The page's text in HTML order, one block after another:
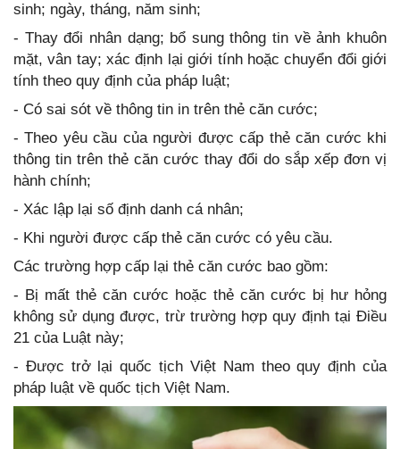
sinh; ngày, tháng, năm sinh;
- Thay đổi nhân dạng; bổ sung thông tin về ảnh khuôn
mặt, vân tay; xác định lại giới tính hoặc chuyển đổi giới
tính theo quy định của pháp luật;
- Có sai sót về thông tin in trên thẻ căn cước;
- Theo yêu cầu của người được cấp thẻ căn cước khi
thông tin trên thẻ căn cước thay đổi do sắp xếp đơn vị
hành chính;
- Xác lập lại số định danh cá nhân;
- Khi người được cấp thẻ căn cước có yêu cầu.
Các trường hợp cấp lại thẻ căn cước bao gồm:
- Bị mất thẻ căn cước hoặc thẻ căn cước bị hư hỏng
không sử dụng được, trừ trường hợp quy định tại Điều
21 của Luật này;
- Được trở lại quốc tịch Việt Nam theo quy định của
pháp luật về quốc tịch Việt Nam.